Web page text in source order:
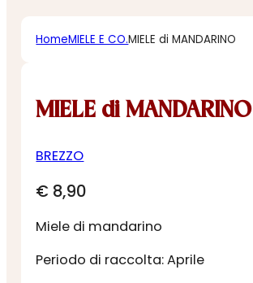
HomeMIELE E CO.MIELE di MANDARINO
MIELE di MANDARINO
BREZZO
€ 8,90
Miele di mandarino
Periodo di raccolta: Aprile